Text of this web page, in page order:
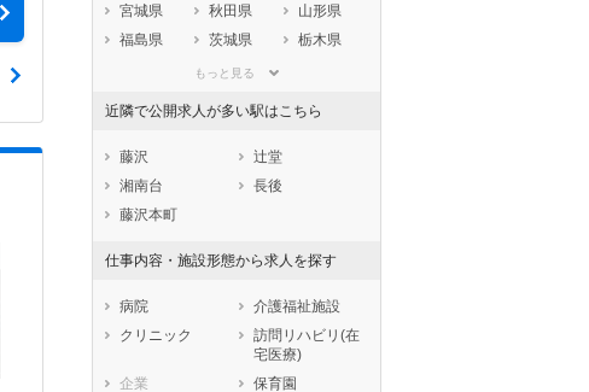
宮城県
秋田県
山形県
福島県
茨城県
栃木県
埼玉県
石川県
福井県
静岡県
愛知県
滋賀県
鳥取県
島根県
岡山県
広島県
山口県
徳島県
香川県
愛媛県
高知県
長崎県
熊本県
大分県
もっと見る
近隣で公開求人が多い駅はこちら
藤沢
辻堂
湘南台
長後
藤沢本町
仕事内容・施設形態から求人を探す
病院
介護福祉施設
クリニック
訪問リハビリ(在
宅医療)
企業
保育園